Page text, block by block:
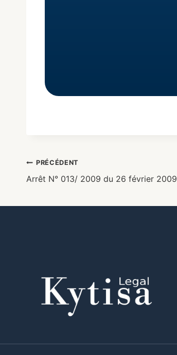
PRÉCÉDENT
Arrêt N° 013/ 2009 du 26 février 2009